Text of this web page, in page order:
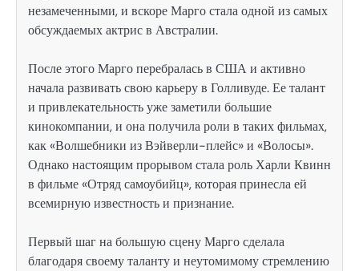
незамеченными, и вскоре Марго стала одной из самых
обсуждаемых актрис в Австралии.
После этого Марго перебралась в США и активно
начала развивать свою карьеру в Голливуде. Ее талант
и привлекательность уже заметили большие
кинокомпании, и она получила роли в таких фильмах,
как «Волшебники из Вэйверли-плейс» и «Волосы».
Однако настоящим прорывом стала роль Харли Квинн
в фильме «Отряд самоубийц», которая принесла ей
всемирную известность и признание.
Первый шаг на большую сцену Марго сделала
благодаря своему таланту и неутомимому стремлению